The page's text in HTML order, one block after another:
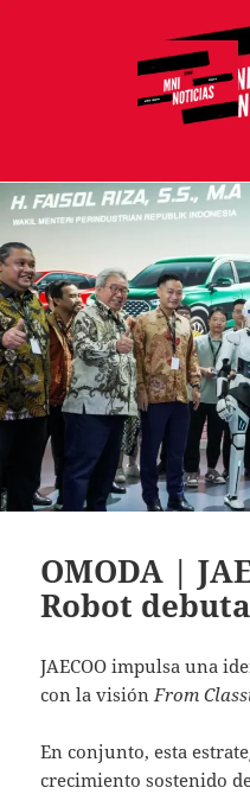
OMODA |
Robot
JAECOO impulsa una
con la visión From
En conjunto, esta
crecimiento sostenido